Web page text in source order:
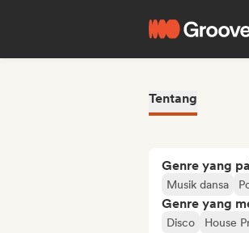
Tentang
Genre yang
Musik dansa
Genre yang
Disco House